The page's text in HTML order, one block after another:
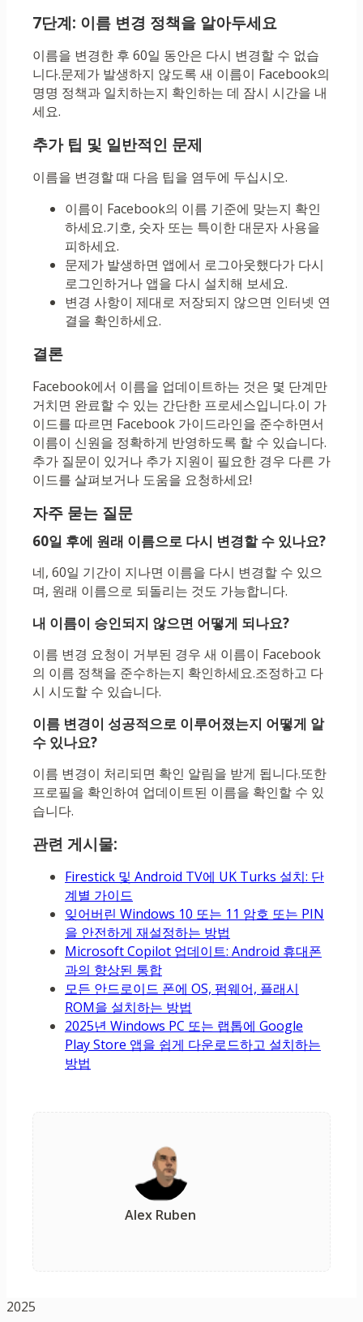
7단계: 이름 변경 정책을 알아두세요
이름을 변경한 후 60일 동안은 다시 변경할 수 없습
니다.문제가 발생하지 않도록 새 이름이 Facebook의
명명 정책과 일치하는지 확인하는 데 잠시 시간을 내
세요.
추가 팁 및 일반적인 문제
이름을 변경할 때 다음 팁을 염두에 두십시오.
이름이 Facebook의 이름 기준에 맞는지 확인
하세요.기호, 숫자 또는 특이한 대문자 사용을
피하세요.
문제가 발생하면 앱에서 로그아웃했다가 다시
로그인하거나 앱을 다시 설치해 보세요.
변경 사항이 제대로 저장되지 않으면 인터넷 연
결을 확인하세요.
결론
Facebook에서 이름을 업데이트하는 것은 몇 단계만
거치면 완료할 수 있는 간단한 프로세스입니다.이 가
이드를 따르면 Facebook 가이드라인을 준수하면서
이름이 신원을 정확하게 반영하도록 할 수 있습니다.
추가 질문이 있거나 추가 지원이 필요한 경우 다른 가
이드를 살펴보거나 도움을 요청하세요!
자주 묻는 질문
60일 후에 원래 이름으로 다시 변경할 수 있나요?
네, 60일 기간이 지나면 이름을 다시 변경할 수 있으
며, 원래 이름으로 되돌리는 것도 가능합니다.
내 이름이 승인되지 않으면 어떻게 되나요?
이름 변경 요청이 거부된 경우 새 이름이 Facebook
의 이름 정책을 준수하는지 확인하세요.조정하고 다
시 시도할 수 있습니다.
이름 변경이 성공적으로 이루어졌는지 어떻게 알
수 있나요?
이름 변경이 처리되면 확인 알림을 받게 됩니다.또한
프로필을 확인하여 업데이트된 이름을 확인할 수 있
습니다.
관련 게시물:
Firestick 및 Android TV에 UK Turks 설치: 단
계별 가이드
잊어버린 Windows 10 또는 11 암호 또는 PIN
을 안전하게 재설정하는 방법
Microsoft Copilot 업데이트: Android 휴대폰
과의 향상된 통합
모든 안드로이드 폰에 OS, 펌웨어, 플래시
ROM을 설치하는 방법
2025년 Windows PC 또는 랩톱에 Google
Play Store 앱을 쉽게 다운로드하고 설치하는
방법
Alex Ruben
2025